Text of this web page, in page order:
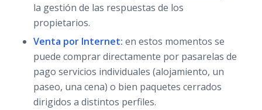
la gestión de las respuestas de los
propietarios.
Venta por Internet: en estos momentos se
puede comprar directamente por pasarelas de
pago servicios individuales (alojamiento, un
paseo, una cena) o bien paquetes cerrados
dirigidos a distintos perfiles.